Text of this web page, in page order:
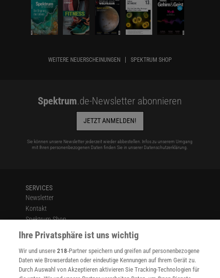
WEITERE NEUERSCHEINUNGEN SPEKTRUM SHOP
Spektrum.de-Newsletter abonnieren
JETZT ANMELDEN!
Sie können unsere Newsletter jederzeit wieder abbestellen. Infos zu unserem Umgang
mit Ihren personenbezogenen Daten finden Sie in unserer Datenschutzerklärung.
SERVICES
Newsletter
Kontakt
Spektrum Shop
Im Handel kaufen
Presse
Verträge kündigen
INFO
Ihre Privatsphäre ist uns wichtig
Wir und unsere218-Partner speichern und greifen auf personenbezogene
Daten wie Browserdaten oder eindeutige Kennungen auf Ihrem Gerät zu.
Durch Auswahl von Akzeptieren aktivieren Sie Tracking-Technologien für